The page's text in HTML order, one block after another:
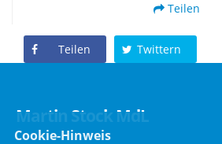
Teilen
Teilen Twittern
Martin Stock MdL
Cookie-Hinweis